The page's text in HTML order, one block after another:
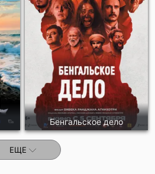
Бенгальское дело
ЕЩЕ